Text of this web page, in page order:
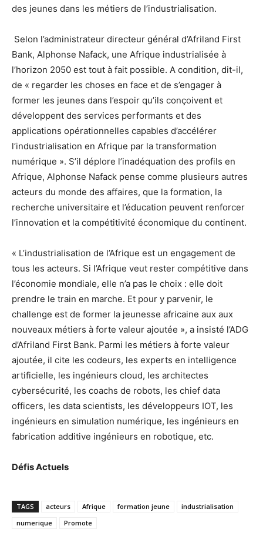
des jeunes dans les métiers de l’industrialisation.
Selon l’administrateur directeur général d’Afriland First
Bank, Alphonse Nafack, une Afrique industrialisée à
l’horizon 2050 est tout à fait possible. A condition, dit-il,
de « regarder les choses en face et de s’engager à
former les jeunes dans l’espoir qu’ils conçoivent et
développent des services performants et des
applications opérationnelles capables d’accélérer
l’industrialisation en Afrique par la transformation
numérique ». S’il déplore l’inadéquation des profils en
Afrique, Alphonse Nafack pense comme plusieurs autres
acteurs du monde des affaires, que la formation, la
recherche universitaire et l’éducation peuvent renforcer
l’innovation et la compétitivité économique du continent.
« L’industrialisation de l’Afrique est un engagement de
tous les acteurs. Si l’Afrique veut rester compétitive dans
l’économie mondiale, elle n’a pas le choix : elle doit
prendre le train en marche. Et pour y parvenir, le
challenge est de former la jeunesse africaine aux aux
nouveaux métiers à forte valeur ajoutée », a insisté l’ADG
d’Afriland First Bank. Parmi les métiers à forte valeur
ajoutée, il cite les codeurs, les experts en intelligence
artificielle, les ingénieurs cloud, les architectes
cybersécurité, les coachs de robots, les chief data
officers, les data scientists, les développeurs IOT, les
ingénieurs en simulation numérique, les ingénieurs en
fabrication additive ingénieurs en robotique, etc.
Défis Actuels
TAGS acteurs Afrique formation jeune
industrialisation
numerique
Promote